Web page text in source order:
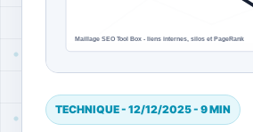
TECHNIQUE - 12/12/2025 - 9 MIN